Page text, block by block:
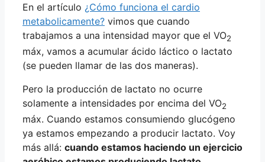
En el artículo ¿Cómo funciona el cardio
metabolicamente? vimos que cuando
trabajamos a una intensidad mayor que el VO2
máx, vamos a acumular ácido láctico o lactato
(se pueden llamar de las dos maneras).
Pero la producción de lactato no ocurre
solamente a intensidades por encima del VO2
máx. Cuando estamos consumiendo glucógeno
ya estamos empezando a producir lactato. Voy
más allá: cuando estamos haciendo un ejercicio